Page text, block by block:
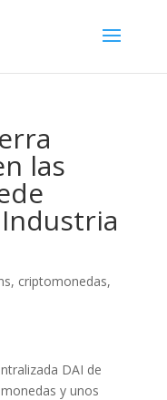
las
, criptomonedas,
DAI de
y unos